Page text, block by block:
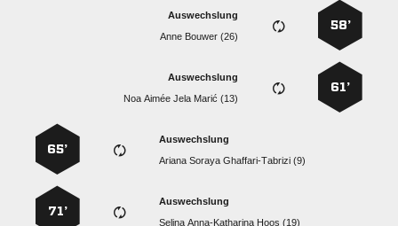
58’
Auswechslung
  
61’
Auswechslung
    
Auswechslung
   
65’
Auswechslung
   
71’